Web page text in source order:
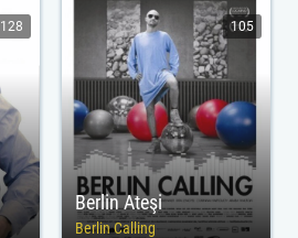
128
Berlin Ateşi
Berlin Calling
105